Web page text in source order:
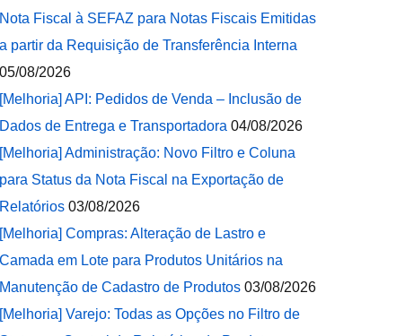
Nota Fiscal à SEFAZ para Notas Fiscais Emitidas
a partir da Requisição de Transferência Interna
05/08/2026
[Melhoria] API: Pedidos de Venda – Inclusão de
Dados de Entrega e Transportadora 04/08/2026
[Melhoria] Administração: Novo Filtro e Coluna
para Status da Nota Fiscal na Exportação de
Relatórios 03/08/2026
[Melhoria] Compras: Alteração de Lastro e
Camada em Lote para Produtos Unitários na
Manutenção de Cadastro de Produtos 03/08/2026
[Melhoria] Varejo: Todas as Opções no Filtro de